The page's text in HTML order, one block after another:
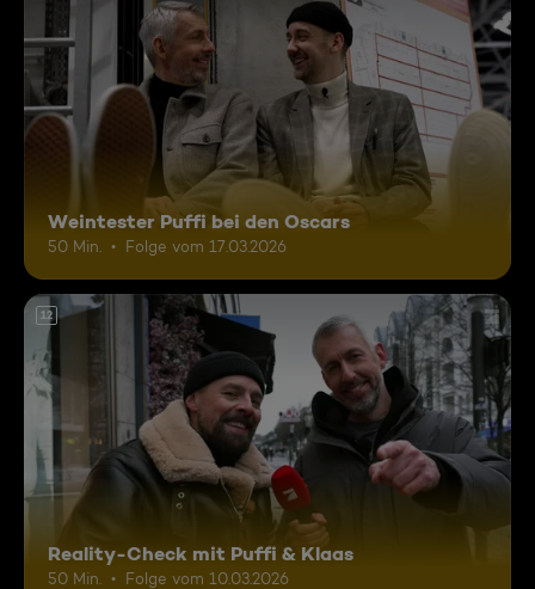
Weintester Puffi bei den Oscars
50 Min. Folge vom 17.03.2026
12
Reality-Check mit Puffi & Klaas
50 Min. Folge vom 10.03.2026